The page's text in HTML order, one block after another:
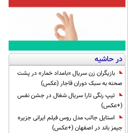
در حاشیه
بازیگران زن سریال «بامداد خمار» در پشت
صحنه به سبک دوران قاجار (عکس)
تیپ رنگی تارا سریال شغال در جشن نفس
(+عکس)
استایل جالب مدل روس فیلم ایرانی جزیره
جیمز باند در اصفهان (+عکس)